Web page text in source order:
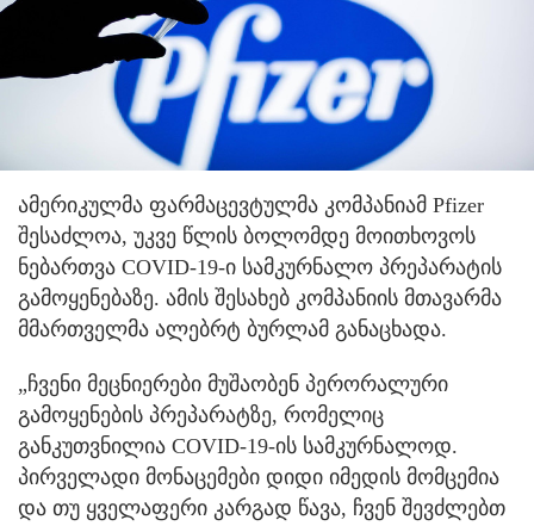
ამერიკულმა ფარმაცევტულმა კომპანიამ Pfizer
შესაძლოა, უკვე წლის ბოლომდე მოითხოვოს
ნებართვა COVID-19-ი სამკურნალო პრეპარატის
გამოყენებაზე. ამის შესახებ კომპანიის მთავარმა
მმართველმა ალებრტ ბურლამ განაცხადა.
„ჩვენი მეცნიერები მუშაობენ პერორალური
გამოყენების პრეპარატზე, რომელიც
განკუთვნილია COVID-19-ის სამკურნალოდ.
პირველადი მონაცემები დიდი იმედის მომცემია
და თუ ყველაფერი კარგად წავა, ჩვენ შევძლებთ